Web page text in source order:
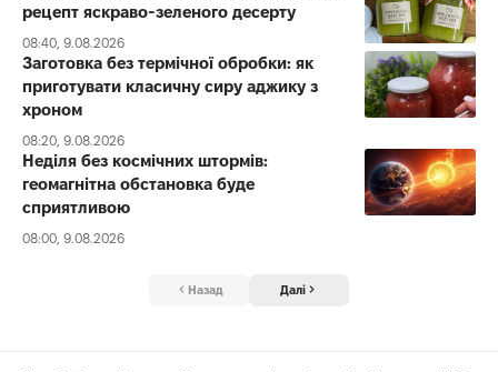
рецепт яскраво-зеленого десерту
08:40, 9.08.2026
Заготовка без термічної обробки: як
приготувати класичну сиру аджику з
хроном
08:20, 9.08.2026
Неділя без космічних штормів:
геомагнітна обстановка буде
сприятливою
08:00, 9.08.2026
Назад Далі